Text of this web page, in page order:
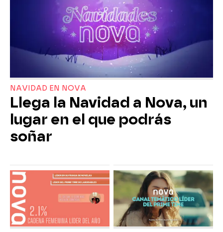
NAVIDAD EN NOVA
Llega la Navidad a Nova, un
lugar en el que podrás
soñar